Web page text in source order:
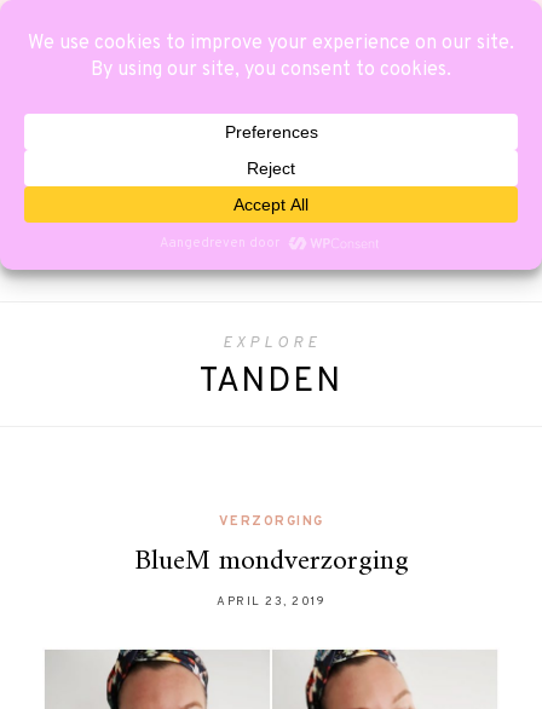
EXPLORE
TANDEN
VERZORGING
BlueM mondverzorging
APRIL 23, 2019